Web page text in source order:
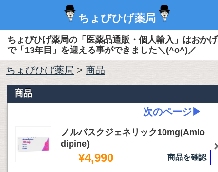
ちょびひげ薬局
ちょびひげ薬局の「医薬品通販・個人輸入」はおか
で「13年目」を迎える事ができました＼(^o^)／
ちょびひげ薬局 > 商品
商品
次のページ▶
ノルバスクジェネリック10mg(Amlo
dipine)
¥4,990 商品を確認